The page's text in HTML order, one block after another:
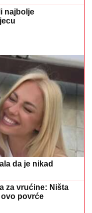
najbolje
da je nikad
za vrućine: Ništa
ovo povrće